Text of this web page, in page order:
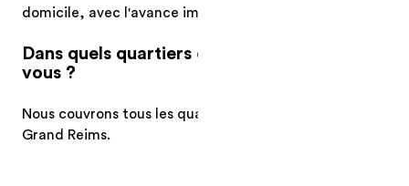
domicile, avec l'avance immédiate URSSAF.
Dans quels quartiers de Reims intervenez-
vous ?
Nous couvrons tous les quartiers de Reims ainsi que
Grand Reims.